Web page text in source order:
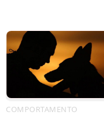
COMPORTAMENTO